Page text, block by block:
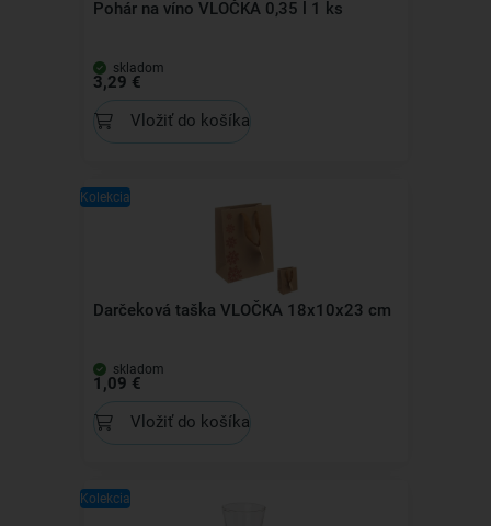
Pohár na víno VLOČKA 0,35 l 1 ks
skladom
3,29 €
Vložiť do košíka
Kolekcia
Darčeková taška VLOČKA 18x10x23 cm
skladom
1,09 €
Vložiť do košíka
Kolekcia